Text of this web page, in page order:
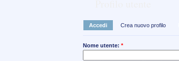
Accedi Crea nuovo profilo
Nome utente: *